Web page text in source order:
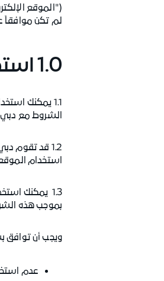
("الموقع
لم تكن
1.0 استخدام الموقع الالكتروني
1.1 يمكنك
الشروط مع دبي
1.2 قد تقوم
استخدام الموقع
1.3 يمكنك
بموجب هذه
ويجب أن
عدم